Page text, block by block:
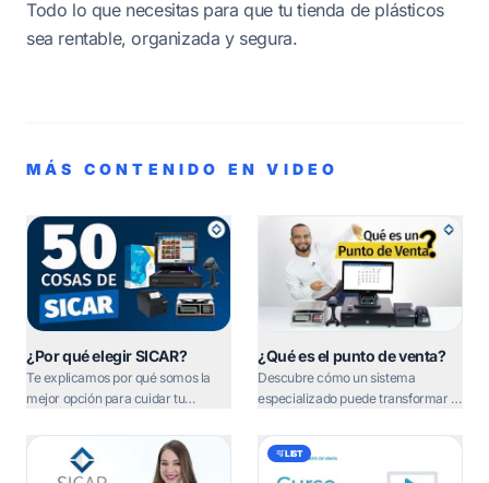
Todo lo que necesitas para que tu tienda de plásticos
sea rentable, organizada y segura.
MÁS CONTENIDO EN VIDEO
¿Por qué elegir SICAR?
Te explicamos por qué somos la
mejor opción para cuidar tu
¿Qué es el punto de venta?
Descubre cómo un sistema
especializado puede transformar tu
de tus clientes.
LIST